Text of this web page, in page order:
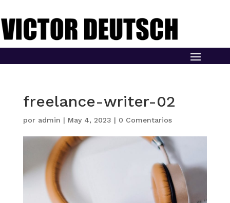
freelance-writer-02
por admin | May 4, 2023 | 0 Comentarios